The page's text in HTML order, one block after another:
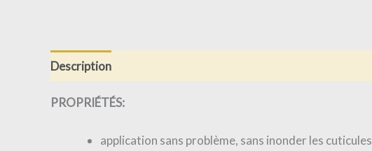
Description
PROPRIÉTÉS:
application sans problème, sans inonder les cuticules